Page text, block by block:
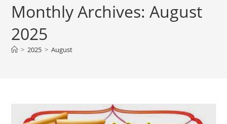
Monthly Archives: August
2025
> 2025 > August